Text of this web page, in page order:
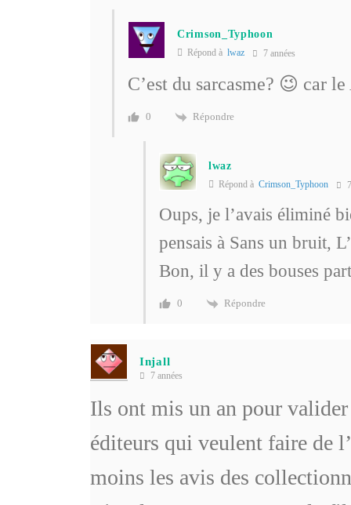
Crimson_Typhoon
Répond à lwaz 7 années
C’est du sarcasme? 😉 car
0 Répondre
lwaz
Répond à Crimson_Typhoon
Oups, je l’avais éliminé
pensais à Sans un bruit,
Bon, il y a des bouses
0 Répondre
Injall
7 années
Ils ont mis un an pour
éditeurs qui veulent faire de
moins les avis des